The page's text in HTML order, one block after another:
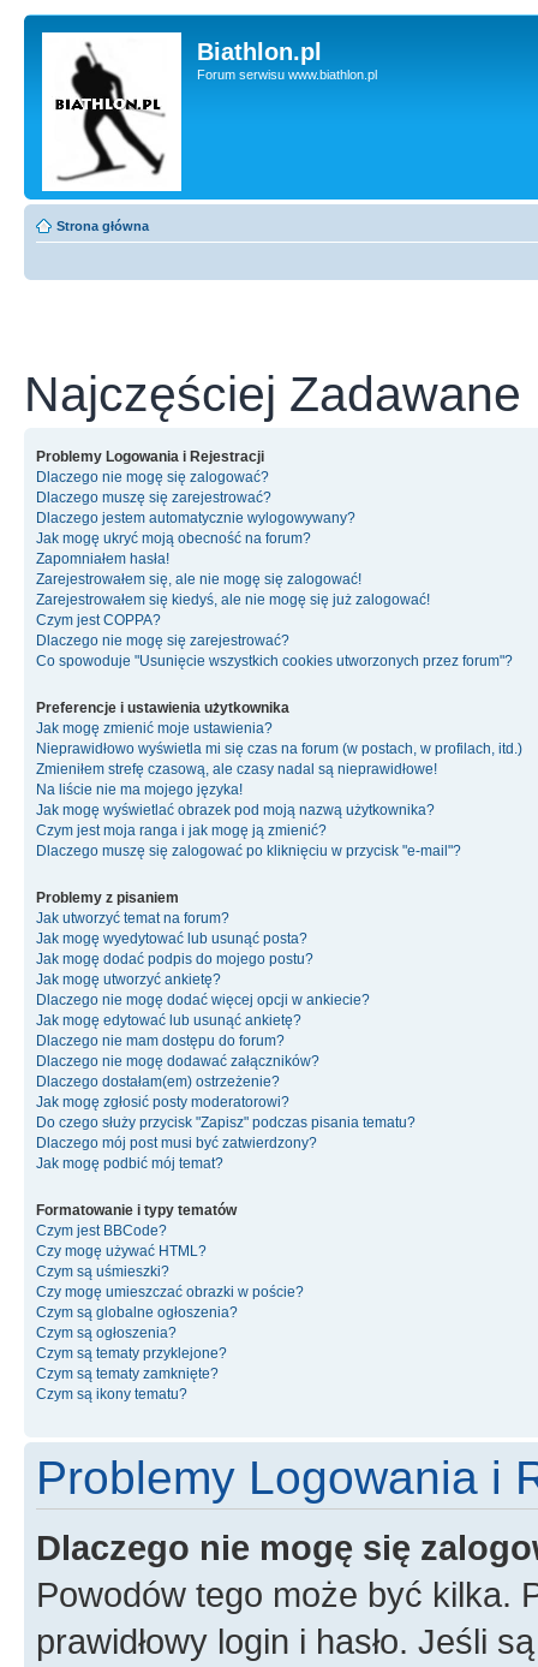
Biathlon.pl
Forum serwisu www.biathlon.pl
Strona główna
Najczęściej Zadawane
Problemy Logowania i Rejestracji
Dlaczego nie mogę się zalogować?
Dlaczego muszę się zarejestrować?
Dlaczego jestem automatycznie wylogowywany?
Jak mogę ukryć moją obecność na forum?
Zapomniałem hasła!
Zarejestrowałem się, ale nie mogę się zalogować!
Zarejestrowałem się kiedyś, ale nie mogę się już zalogować!
Czym jest COPPA?
Dlaczego nie mogę się zarejestrować?
Co spowoduje "Usunięcie wszystkich cookies utworzonych przez forum"?
Preferencje i ustawienia użytkownika
Jak mogę zmienić moje ustawienia?
Nieprawidłowo wyświetla mi się czas na forum (w postach, w profilach, itd.)
Zmieniłem strefę czasową, ale czasy nadal są nieprawidłowe!
Na liście nie ma mojego języka!
Jak mogę wyświetlać obrazek pod moją nazwą użytkownika?
Czym jest moja ranga i jak mogę ją zmienić?
Dlaczego muszę się zalogować po kliknięciu w przycisk "e-mail"?
Problemy z pisaniem
Jak utworzyć temat na forum?
Jak mogę wyedytować lub usunąć posta?
Jak mogę dodać podpis do mojego postu?
Jak mogę utworzyć ankietę?
Dlaczego nie mogę dodać więcej opcji w ankiecie?
Jak mogę edytować lub usunąć ankietę?
Dlaczego nie mam dostępu do forum?
Dlaczego nie mogę dodawać załączników?
Dlaczego dostałam(em) ostrzeżenie?
Jak mogę zgłosić posty moderatorowi?
Do czego służy przycisk "Zapisz" podczas pisania tematu?
Dlaczego mój post musi być zatwierdzony?
Jak mogę podbić mój temat?
Formatowanie i typy tematów
Czym jest BBCode?
Czy mogę używać HTML?
Czym są uśmieszki?
Czy mogę umieszczać obrazki w poście?
Czym są globalne ogłoszenia?
Czym są ogłoszenia?
Czym są tematy przyklejone?
Czym są tematy zamknięte?
Czym są ikony tematu?
Problemy Logowania i
Dlaczego nie mogę się
Powodów tego może być kilka.
prawidłowy login i hasło. Jeśli